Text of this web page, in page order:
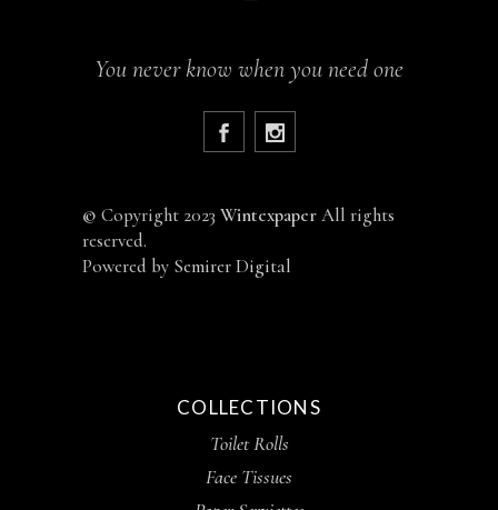
You never know when you need one
© Copyright 2023 WintexpaperAll rights
reserved.
Powered by Semirer Digital
COLLECTIONS
Toilet Rolls
Face Tissues